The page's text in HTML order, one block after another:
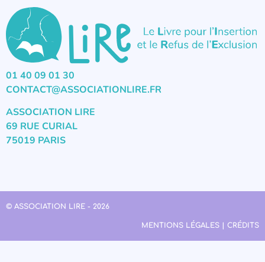
01 40 09 01 30
CONTACT@ASSOCIATIONLIRE.FR
ASSOCIATION LIRE
69 RUE CURIAL
75019 PARIS
© ASSOCIATION LIRE - 2026
MENTIONS LÉGALES | CRÉDITS